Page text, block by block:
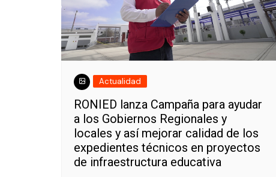
Actualidad
RONIED lanza Campaña para ayudar
a los Gobiernos Regionales y
locales y así mejorar calidad de los
expedientes técnicos en proyectos
de infraestructura educativa